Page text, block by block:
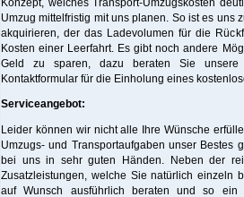
Konzept, welches Transport-Umzugskosten
Umzug mittelfristig mit uns planen. So ist es uns
akquirieren, der das Ladevolumen für die
Kosten einer Leerfahrt. Es gibt noch andere
Geld zu sparen, dazu beraten Sie
Kontaktformular für die Einholung eines
Serviceangebot:
Leider können wir nicht alle Ihre Wünsche
Umzugs- und Transportaufgaben unser Bestes
bei uns in sehr guten Händen. Neben der
Zusatzleistungen, welche Sie natürlich einzeln
auf Wunsch ausführlich beraten und so ein